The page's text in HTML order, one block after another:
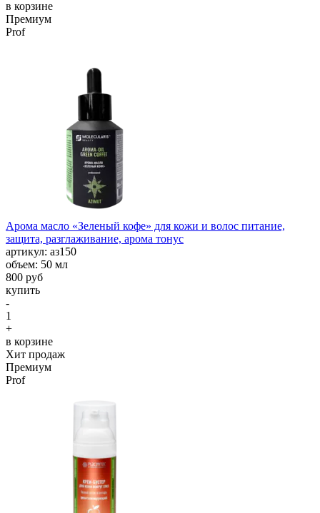
в корзине
Премиум
Prof
Арома масло «Зеленый кофе» для кожи и волос питание,
защита, разглаживание, арома тонус
aртикул: аз150
объем: 50 мл
800 руб
купить
-
1
+
в корзине
Хит продаж
Премиум
Prof